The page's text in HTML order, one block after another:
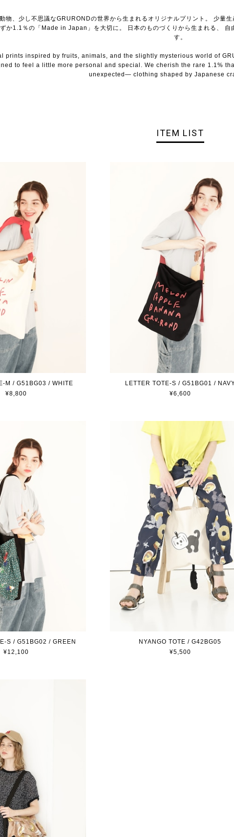
物、少し不思議なGRURONDの世界から生まれるオリジナルプリント。 少量
か1.1％の「Made in Japan」を大切に。 日本のものづくりから生まれる、
す。
prints inspired by fruits, animals, and the slightly mysterious world of
to feel a little more personal and special. We cherish the rare 1.1%
unexpected— clothing shaped by Japanese
ITEM LIST
M / G51BG03 / WHITE
¥8,800
LETTER TOTE-S / G51BG01 /
¥6,600
S / G51BG02 / GREEN
¥12,100
NYANGO TOTE / G42BG05
¥5,500